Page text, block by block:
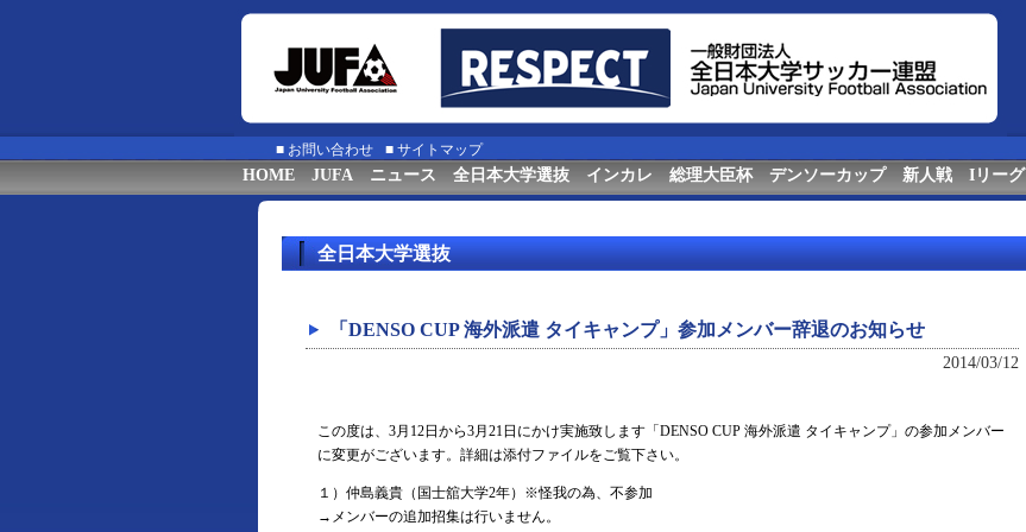
■ お問い合わせ ■ サイトマップ
HOME JUFA ニュース 全日本大学選抜 インカレ 総理大臣杯 デンソーカップ 新人戦 Iリーグ
全日本大学選抜
「DENSO CUP 海外派遣 タイキャンプ」参加メンバー辞退のお知らせ
2014/03/12
この度は、3月12日から3月21日にかけ実施致します「DENSO CUP 海外派遣 タイキャンプ」の参加メンバー
に変更がございます。詳細は添付ファイルをご覧下さい。
１）仲島義貴（国士舘大学2年）※怪我の為、不参加
→メンバーの追加招集は行いません。